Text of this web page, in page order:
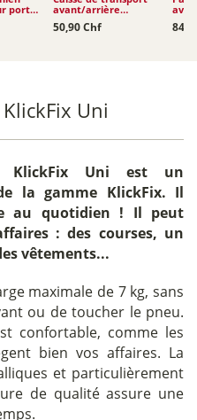
porte-
avant/arrière
Moustache Frida 33L
50,90 Chf
23L
Uni
Uni est un
la gamme KlickFix. Il
au quotidien ! Il peut
: des courses, un
vêtements...
maximale de 7 kg, sans
ou de toucher le pneu.
confortable, comme les
bien vos affaires. La
et particulièrement
de qualité assure une